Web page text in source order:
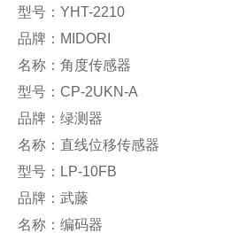
型号：YHT-2210
品牌：MIDORI
名称：角度传感器
型号：CP-2UKN-A
品牌：绿测器
名称：直线位移传感器
型号：LP-10FB
品牌：武藤
名称：编码器